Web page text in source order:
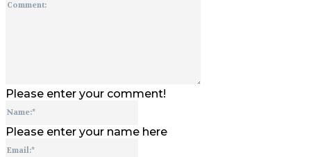
Please enter your comment!
Please enter your name here